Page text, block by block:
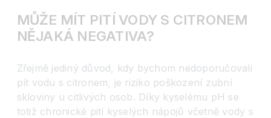
MŮŽE MÍT PITÍ VODY S CITRONEM
NĚJAKÁ NEGATIVA?
Zřejmě jediný důvod, kdy bychom nedoporučovali
pít vodu s citronem, je riziko poškození zubní
skloviny u citlivých osob. Díky kyselému pH se
totiž chronické pití kyselých nápojů včetně vody s